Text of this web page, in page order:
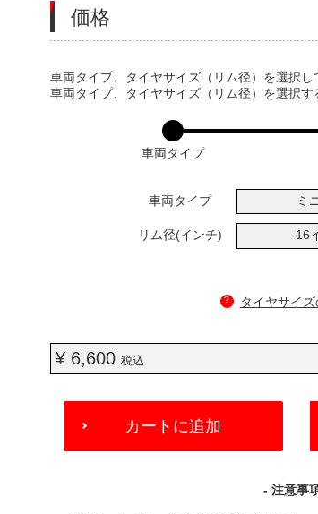
価格
VARIATIONS
車両タイプ、タイヤサイズ（リム径）を選択し
車両タイプ、タイヤサイズ（リム径）を選択す
車両タイプ
車両タイプ ミ
リム径(インチ) 16
? タイヤサイ
¥ 6,600税込
ADD
CART
カートに追加
- 注意事